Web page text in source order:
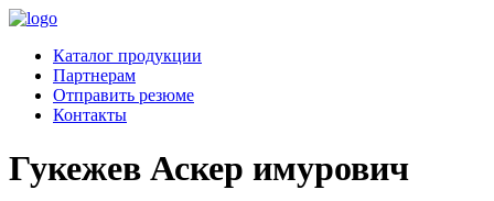
Каталог продукции
Партнерам
Отправить резюме
Контакты
Гукежев Аскер имурович